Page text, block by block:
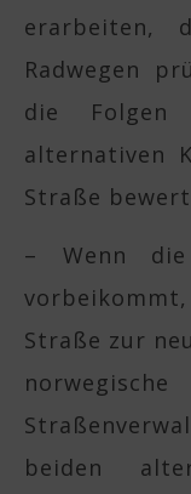
erarbeiten,
Radwegen
die Folgen
alternativen
Straße
– Wenn
Straße zur
beiden